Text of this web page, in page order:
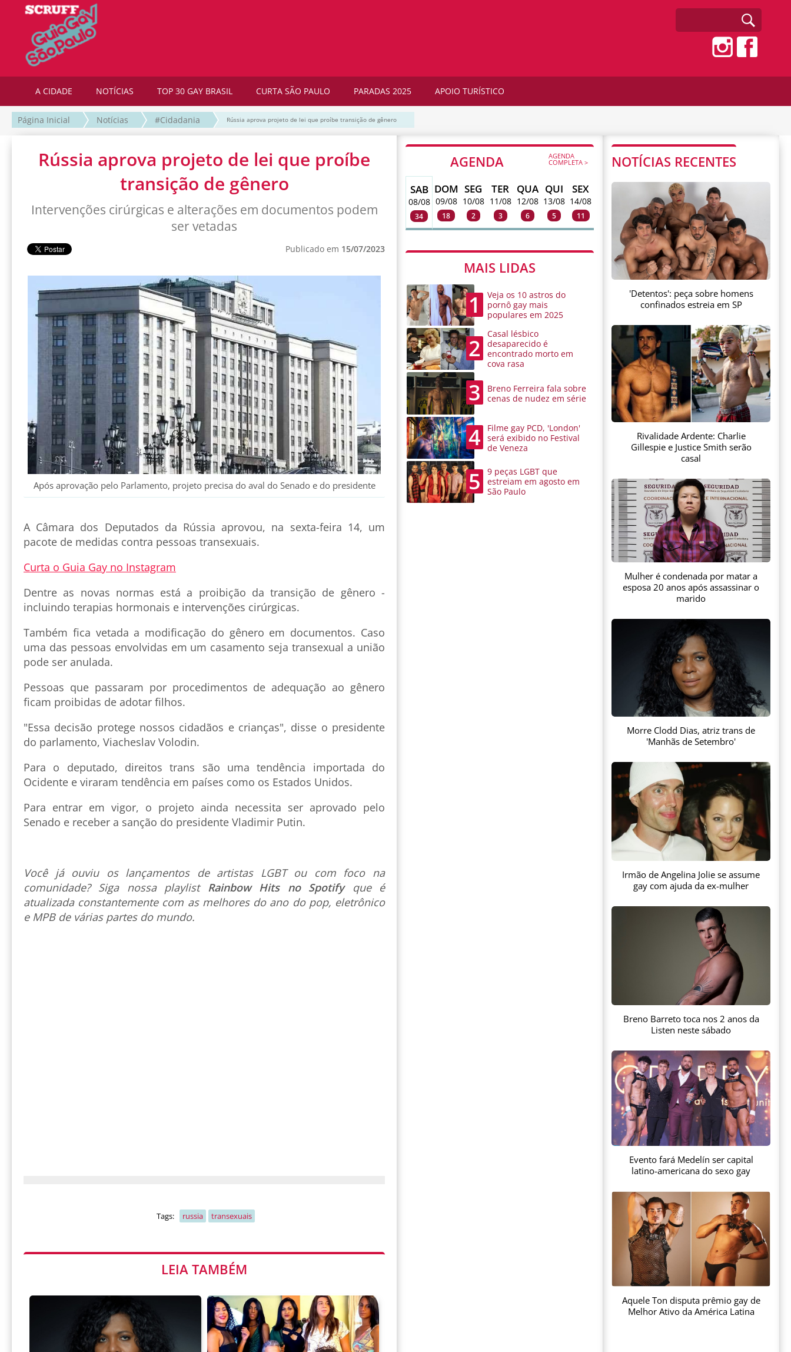
A CIDADE NOTÍCIAS TOP 30 GAY BRASIL CURTA SÃO PAULO PARADAS 2025 APOIO TURÍSTICO
Página Inicial Notícias #Cidadania Rússia aprova projeto de lei que proíbe transição de gênero
Rússia aprova projeto de lei que proíbe
transição de gênero
Intervenções cirúrgicas e alterações em documentos podem
ser vetadas
Publicado em 15/07/2023
Após aprovação pelo Parlamento, projeto precisa do aval do Senado e do presidente
A Câmara dos Deputados da Rússia aprovou, na sexta-feira 14, um
pacote de medidas contra pessoas transexuais.
Curta o Guia Gay no Instagram
Dentre as novas normas está a proibição da transição de gênero -
incluindo terapias hormonais e intervenções cirúrgicas.
Também fica vetada a modificação do gênero em documentos. Caso
uma das pessoas envolvidas em um casamento seja transexual a união
pode ser anulada.
Pessoas que passaram por procedimentos de adequação ao gênero
ficam proibidas de adotar filhos.
"Essa decisão protege nossos cidadãos e crianças", disse o presidente
do parlamento, Viacheslav Volodin.
Para o deputado, direitos trans são uma tendência importada do
Ocidente e viraram tendência em países como os Estados Unidos.
Para entrar em vigor, o projeto ainda necessita ser aprovado pelo
Senado e receber a sanção do presidente Vladimir Putin.
Você já ouviu os lançamentos de artistas LGBT ou com foco na
comunidade? Siga nossa playlist Rainbow Hits no Spotify que é
atualizada constantemente com as melhores do ano do pop, eletrônico
e MPB de várias partes do mundo.
Tags: russia transexuais
LEIA TAMBÉM
AGENDA AGENDA
COMPLETA >
SAB
08/08
34
DOM
09/08
18
SEG
10/08
2
TER
11/08
3
QUA
12/08
6
QUI
13/08
5
SEX
14/08
11
MAIS LIDAS
1
Veja os 10 astros do
pornô gay mais
populares em 2025
2
Casal lésbico
desaparecido é
encontrado morto em
cova rasa
3
Breno Ferreira fala sobre
cenas de nudez em série
4
Filme gay PCD, 'London'
será exibido no Festival
de Veneza
5
9 peças LGBT que
estreiam em agosto em
São Paulo
NOTÍCIAS RECENTES
'Detentos': peça sobre homens
confinados estreia em SP
Rivalidade Ardente: Charlie
Gillespie e Justice Smith serão
casal
Mulher é condenada por matar a
esposa 20 anos após assassinar o
marido
Morre Clodd Dias, atriz trans de
'Manhãs de Setembro'
Irmão de Angelina Jolie se assume
gay com ajuda da ex-mulher
Breno Barreto toca nos 2 anos da
Listen neste sábado
Evento fará Medelín ser capital
latino-americana do sexo gay
Aquele Ton disputa prêmio gay de
Melhor Ativo da América Latina